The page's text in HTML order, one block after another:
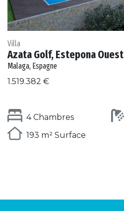
Villa
Azata Golf, Estepona Ouest
Malaga, Espagne
1.519.382 €
4 Chambres
193 m² Surface